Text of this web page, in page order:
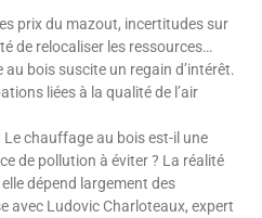
prix du mazout, incertitudes sur
de relocaliser les ressources…
bois suscite un regain d’intérêt.
liées à la qualité de l’air
chauffage au bois est-il une
de pollution à éviter ? La réalité
dépend largement des
avec Ludovic Charloteaux, expert